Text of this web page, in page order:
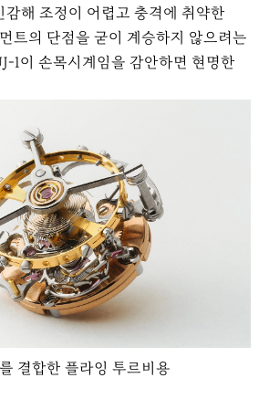
감해 조정이 어렵고 충격에 취약한
트의 단점을 굳이 계승하지 않으려는
1이 손목시계임을 감안하면 현명한
결합한 플라잉 투르비용